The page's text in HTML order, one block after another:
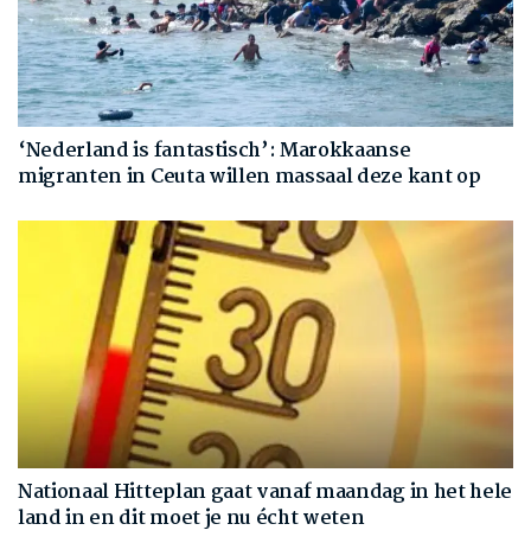
‘Nederland is fantastisch’: Marokkaanse
migranten in Ceuta willen massaal deze kant op
Nationaal Hitteplan gaat vanaf maandag in het hele
land in en dit moet je nu écht weten